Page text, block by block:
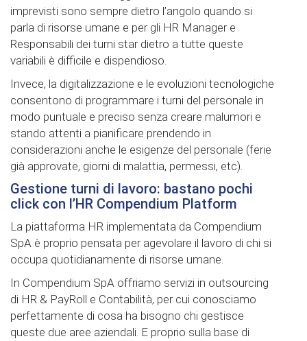
imprevisti sono sempre dietro l’angolo quando si
parla di risorse umane e per gli HR Manager e
Responsabili dei turni star dietro a tutte queste
variabili è difficile e dispendioso.
Invece, la digitalizzazione e le evoluzioni tecnologiche
consentono di programmare i turni del personale in
modo puntuale e preciso senza creare malumori e
stando attenti a pianificare prendendo in
considerazioni anche le esigenze del personale (ferie
già approvate, giorni di malattia, permessi, etc).
Gestione turni di lavoro: bastano pochi
click con l’HR Compendium Platform
La piattaforma HR implementata da Compendium
SpA è proprio pensata per agevolare il lavoro di chi si
occupa quotidianamente di risorse umane.
In Compendium SpA offriamo servizi in outsourcing
di HR & PayRoll e Contabilità, per cui conosciamo
perfettamente di cosa ha bisogno chi gestisce
queste due aree aziendali. E proprio sulla base di